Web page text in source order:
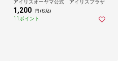
アイリスオーヤマ公式 アイリスプラザ
1,200 円 (税込)
11ポイント